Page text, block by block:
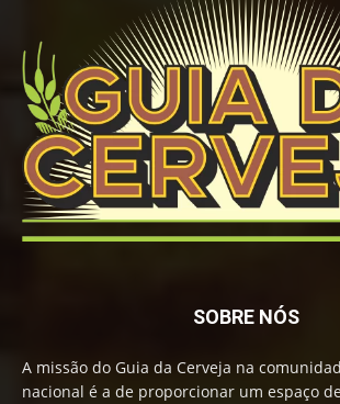
SOBRE NÓS
A missão do Guia da Cerveja na
nacional é a de proporcionar um espaço